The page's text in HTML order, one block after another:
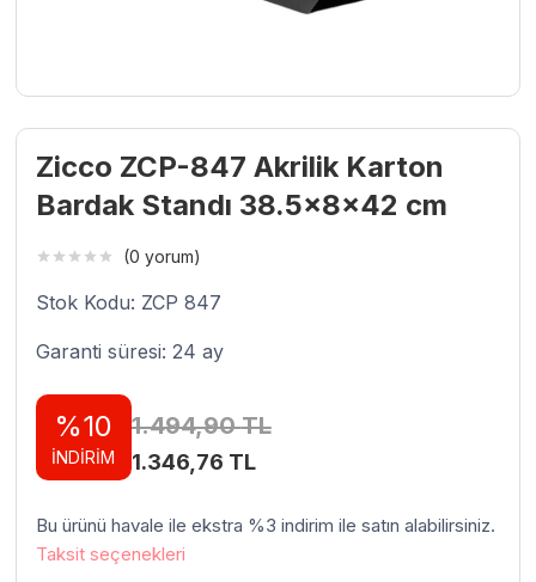
Zicco ZCP-847 Akrilik Karton
Bardak Standı 38.5x8x42 cm
(0 yorum)
Stok Kodu: ZCP 847
Garanti süresi: 24 ay
%10
İNDİRİM
1.494,90TL
Orijinal
1.494,90 TL.
1.346,76 TLŞu
fiyat:
Bu ürünü havale ile ekstra %3 indirim ile satın alabilirsiniz.
Taksit seçenekleri